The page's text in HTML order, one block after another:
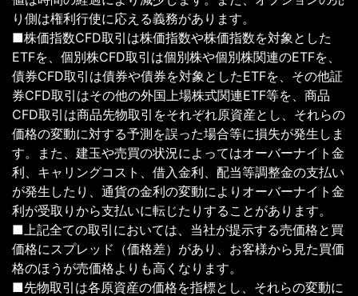
り側は権利行使に応える義務があります。
■株価指数CFD取引は株価指数や株価指数を対象とした
ETFを、個別株CFD取引は個別株や個別株関連のETFを、
債券CFD取引は債券や債券を対象としたETFを、その他証
券CFD取引はその他の外国上場株式関連ETF等を、商品
CFD取引は商品先物取引をそれぞれ原資産とし、それらの
価格の変動に対する予測を誤った場合等に損失が発生しま
す。また、建玉や売買の状況によってはオーバーナイト金
利、キャリングコスト、借入金利、配当等調整金の支払い
が発生したり、通貨の金利の変動によりオーバーナイト金
利が受取りから支払いに転じたりすることがあります。
■上記全ての取引においては、当社が提示する売価格と買
価格にスプレッド（価格差）があり、お客様から見た買価
格のほうが売価格よりも高くなります。
■先物取引は各原資産の価格を指標とし、それらの変動に